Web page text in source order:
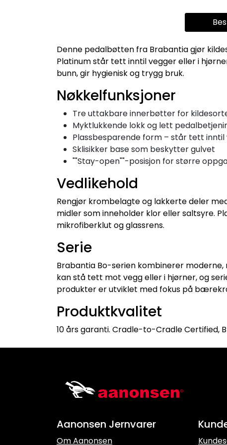
Denne pedalbøtten fra Brabantia gjør
Platinum står tett inntil vegger eller i
bunn, gir hygienisk og trygg bruk.
Nøkkelfunksjoner
Tre uttakbare innerbøtter for
Myktlukkende lokk og lett
Plassbesparende form – står tett inntil
Sklisikker base som beskytter gulvet
""Stay-open""-posisjon for større
Vedlikehold
Rengjør krombelagte og lakkerte deler
midler som inneholder klor eller saltsyre.
mikrofiberklut og glassrens.
Serie
Brabantia Bo-serien kombinerer
kan stå tett mot vegg eller i hjørner, og
produkter er utviklet med fokus på
Produktkvalitet
10 års garanti. Cradle-to-Cradle Certified,
Aanonsen Jernvarer
Om Aanonsen